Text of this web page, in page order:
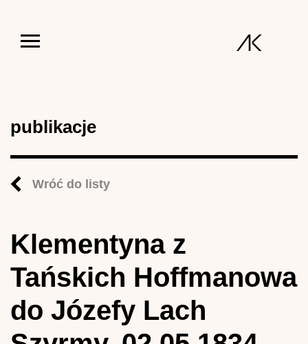
publikacje
Wróć do listy
Klementyna z
Tańskich Hoffmanowa
do Józefy Lach